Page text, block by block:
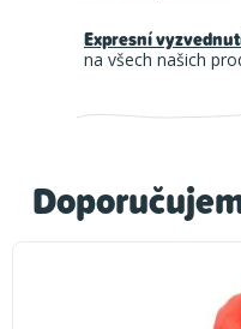
Expresní
na všech našich